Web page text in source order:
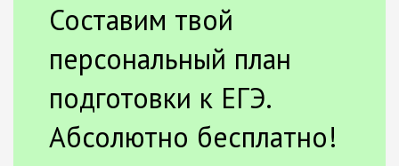
Составим твой
персональный план
подготовки к ЕГЭ.
Абсолютно бесплатно!